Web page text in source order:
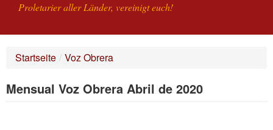
Proletarier aller Länder, vereinigt euch!
Startseite / Voz Obrera
Mensual Voz Obrera Abril de 2020